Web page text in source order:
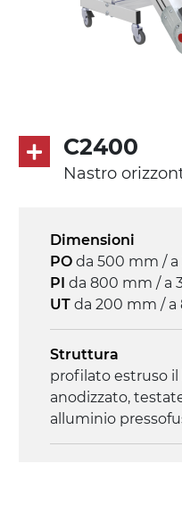
modulare PP
Trasmissione
diretta in traino
con frizione,
Velocità
4.6 m/minuto
C2400
Nastro
Dimensioni
PO da 500 mm /
PI da 800 mm / a
UT da 200 mm /
Struttura
profilato estruso
anodizzato,
alluminio